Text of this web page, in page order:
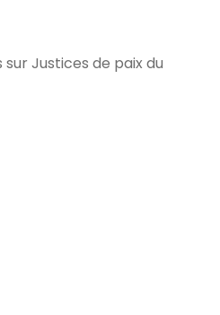
Justices de paix du